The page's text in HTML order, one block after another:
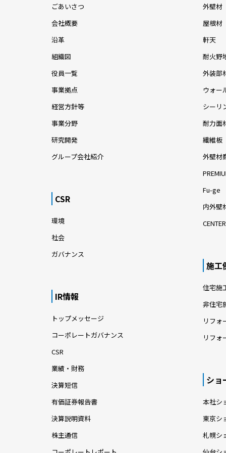
ごあいさつ
会社概要
沿革
組織図
役員一覧
事業拠点
経営方針等
事業分野
研究開発
グループ会社紹介
CSR
環境
社会
ガバナンス
IR情報
トップメッセージ
コーポレートガバナンス
CSR
業績・財務
決算短信
有価証券報告書
決算説明資料
株主通信
外壁材
屋根材
軒天
耐火野
外装部
ウォー
シーリ
耐力面
繊維板
外壁材
Fu-ge
内外壁
施工
住宅施
非住宅
リフォ
リフォ
ショ
本社シ
東京シ
札幌シ